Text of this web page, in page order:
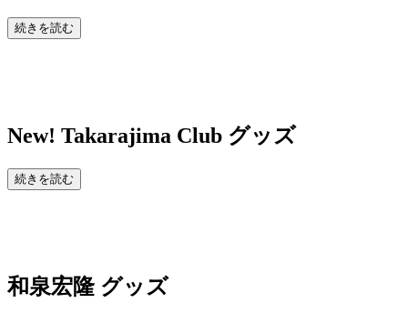
続きを読む
New! Takarajima Club グッズ
続きを読む
和泉宏隆 グッズ